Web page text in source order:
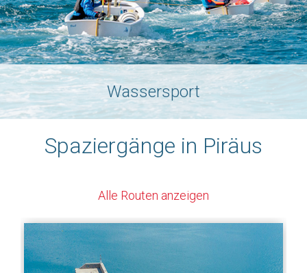
Wassersport
Spaziergänge in Piräus
Alle Routen anzeigen